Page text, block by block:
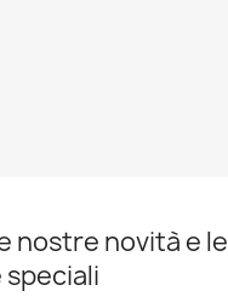
nostre novità e le